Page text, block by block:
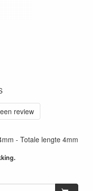
review
- Totale lengte 4mm